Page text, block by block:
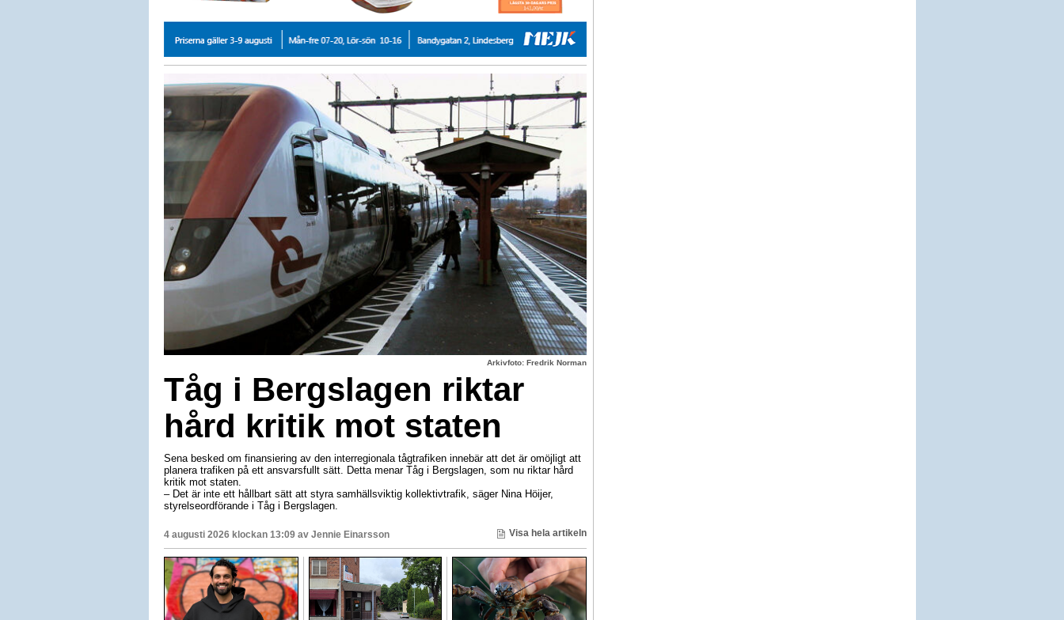
Arkivfoto: Fredrik Norman
Tåg i Bergslagen riktar
hård kritik mot staten
Sena besked om finansiering av den interregionala tågtrafiken innebär att det är omöjligt att
planera trafiken på ett ansvarsfullt sätt. Detta menar Tåg i Bergslagen, som nu riktar hård
kritik mot staten.
– Det är inte ett hållbart sätt att styra samhällsviktig kollektivtrafik, säger Nina Höijer,
styrelseordförande i Tåg i Bergslagen.
4 augusti 2026 klockan 13:09 av Jennie Einarsson Visa hela artikeln